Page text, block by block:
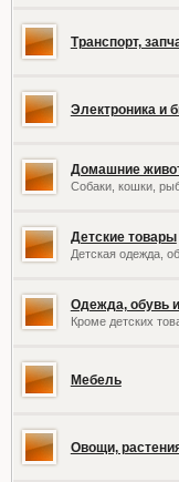
Транспорт,
Электроника и
Домашние
Собаки, кошки,
Детские товары
Детская одежда,
Одежда, обувь
Кроме детских
Мебель
Овощи,